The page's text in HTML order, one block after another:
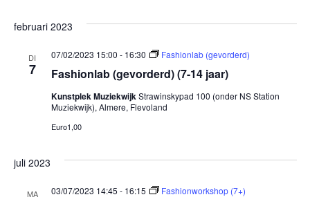
februari 2023
DI
7 Fashionlab (gevorderd) (7-14 jaar)
07/02/2023 15:00 - 16:30 Fashionlab (gevorderd)
Kunstplek MuziekwijkStrawinskypad 100 (onder NS Station
Muziekwijk), Almere, Flevoland
Euro1,00
juli 2023
MA 03/07/2023 14:45 - 16:15 Fashionworkshop (7+)